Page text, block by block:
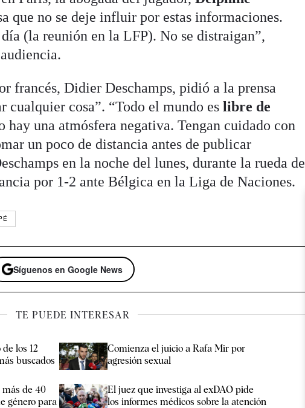
que no se deje influir por estas informaciones.
(la reunión en la LFP). No se distraigan”,
francés, Didier Deschamps, pidió a la prensa
cualquier cosa”. “Todo el mundo eslibre de
hay una atmósfera negativa. Tengan cuidado con
un poco de distancia antes de publicar
en la noche del lunes, durante la rueda de
por 1-2 ante Bélgica en la Liga de Naciones.
Síguenos en Google News
TE PUEDE INTERESAR
los 12
buscados
Comienza el juicio a Rafa Mir por
agresión sexual
de 40
género para
El juez que investiga al exDAO pide
los informes médicos sobre la atención